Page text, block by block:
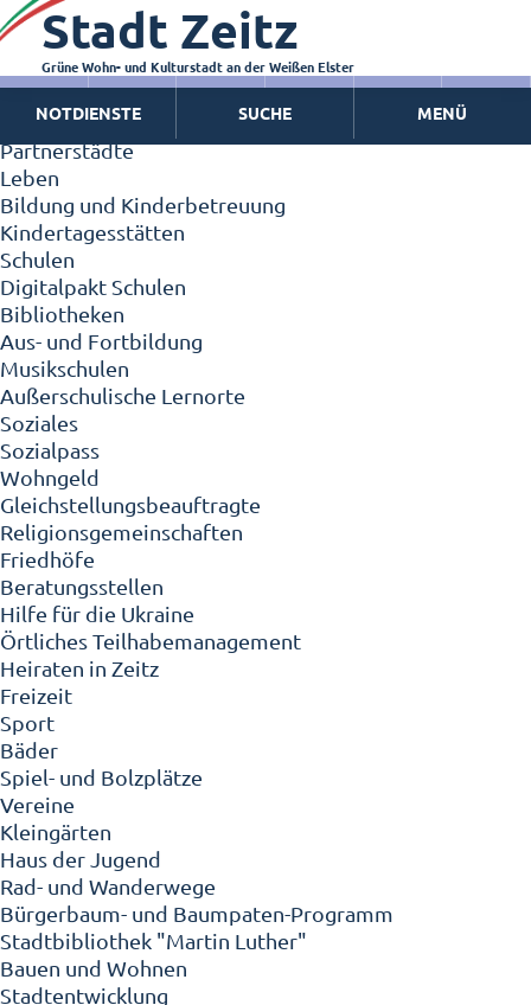
Zeitz - Die Kleinstadt
Willkommen in Zeitz!
Interview mit Oberbürgermeister Christian Thieme
Zeitz - Stadt der Zukunft
Ortschaften
Partnerstädte
Leben
Bildung und Kinderbetreuung
Kindertagesstätten
Schulen
Digitalpakt Schulen
Bibliotheken
Aus- und Fortbildung
Musikschulen
Außerschulische Lernorte
Soziales
Sozialpass
Wohngeld
Gleichstellungsbeauftragte
Religionsgemeinschaften
Friedhöfe
Beratungsstellen
Hilfe für die Ukraine
Örtliches Teilhabemanagement
Heiraten in Zeitz
Freizeit
Sport
Bäder
Spiel- und Bolzplätze
Vereine
Kleingärten
Haus der Jugend
Rad- und Wanderwege
Bürgerbaum- und Baumpaten-Programm
Stadtbibliothek "Martin Luther"
Bauen und Wohnen
Stadtentwicklung
Stadt Zeitz
Grüne Wohn- und Kulturstadt an der Weißen Elster
NOTDIENSTE SUCHE MENÜ